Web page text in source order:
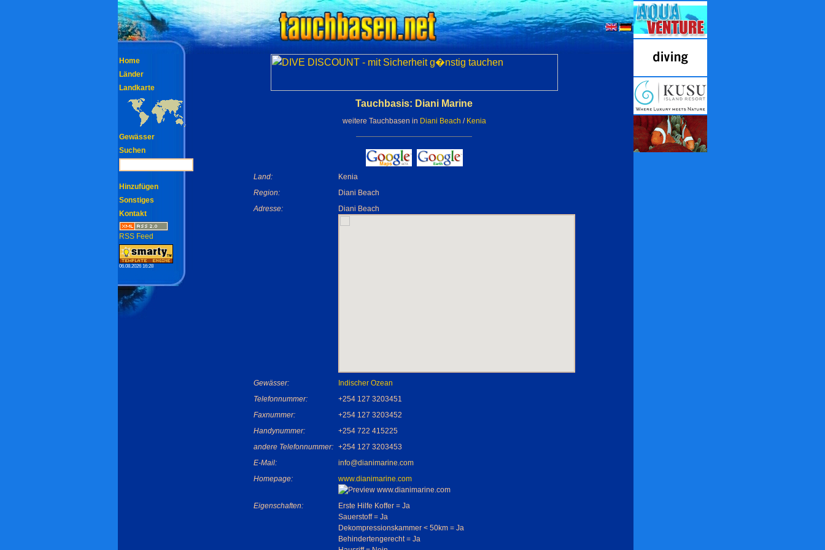
Tauchbasis: Diani Marine
weitere Tauchbasen in Diani Beach / Kenia
Land:
Kenia
Region:
Diani Beach
Adresse:
Diani Beach
Gewässer:
Indischer Ozean
Telefonnummer:
+254 127 3203451
Faxnummer:
+254 127 3203452
Handynummer:
+254 722 415225
andere Telefonnummer:
+254 127 3203453
E-Mail:
info@dianimarine.com
Homepage:
www.dianimarine.com
Eigenschaften:
Erste Hilfe Koffer = Ja
Sauerstoff = Ja
Dekompressionskammer < 50km = Ja
Behindertengerecht = Ja
Home
Länder
Landkarte
Gewässer
Suchen
Hinzufügen
Sonstiges
Kontakt
RSS Feed
06.08.2026 16:28